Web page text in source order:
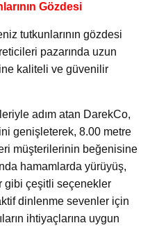
Gözdesi
tutkunlarının gözdesi
pazarında uzun
kaliteli ve güvenilir
adım atan DarekCo,
genişleterek, 8.00 metre
müşterilerinin beğenisine
hamamlarda yürüyüş,
gibi çeşitli seçenekler
dinlenme sevenler için
ihtiyaçlarına uygun